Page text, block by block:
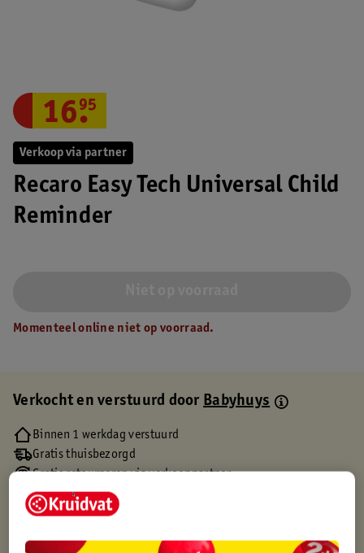
Verkoop via partner
Recaro Easy Tech Universal Child
Reminder
16.
95
Momenteel online niet op voorraad.
Verkocht en verstuurd doorBabyhuys
Binnen 1 werkdag verstuurd
Gratis thuisbezorgd
Gratis retourneren via verkooppartner.
Gratis punten met je Kruidvat kaart